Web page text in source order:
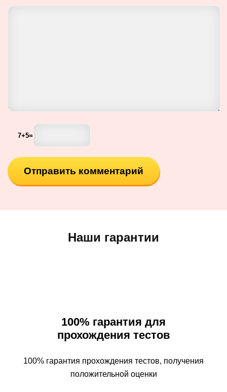
7+5=
Наши гарантии
100% гарантия для
прохождения тестов
100% гарантия прохождения тестов, получения
положительной оценки